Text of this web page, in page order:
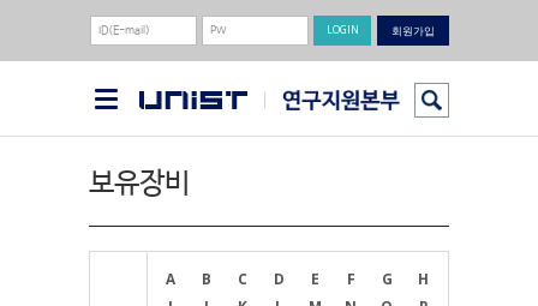
회원가입
보유장비
A B C D E F G
H